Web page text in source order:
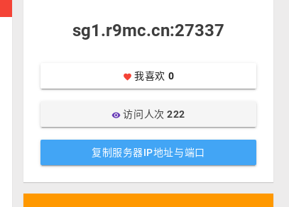
sg1.r9mc.cn:27337
favorite 我喜欢 0
visibility访问人次222
复制服务器IP地址与端口